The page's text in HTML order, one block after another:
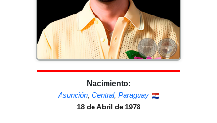
Nacimiento:
Asunción, Central, Paraguay
18 de Abril de 1978